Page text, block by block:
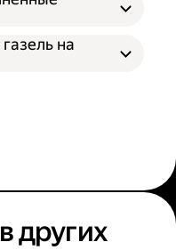
на
других